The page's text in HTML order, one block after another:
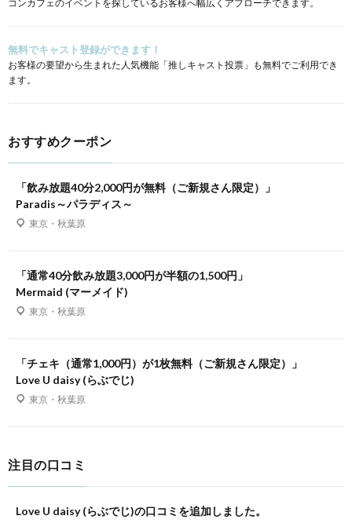
無料でキャスト登録ができます！
お客様の要望から生まれた人気機能「推しキャスト投票」も無料でご利用でき
ます。
おすすめクーポン
「飲み放題40分2,000円が無料（ご新規さん限定）」
Paradis～パラディス～
東京・秋葉原
「通常40分飲み放題3,000円が半額の1,500円」
Mermaid (マーメイド)
東京・秋葉原
「チェキ（通常1,000円）が1枚無料（ご新規さん限定）」
Love U daisy (らぶでじ)
東京・秋葉原
注目の口コミ
Love U daisy (らぶでじ)の口コミを追加しました。